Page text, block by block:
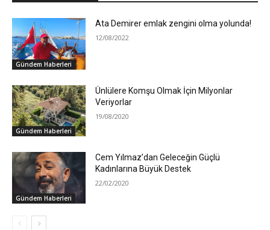
Gündem Haberleri
Ata Demirer emlak zengini olma yolunda!
12/08/2022
Gündem Haberleri
Ünlülere Komşu Olmak İçin Milyonlar
Veriyorlar
19/08/2020
Gündem Haberleri
Cem Yılmaz’dan Geleceğin Güçlü
Kadınlarına Büyük Destek
22/02/2020